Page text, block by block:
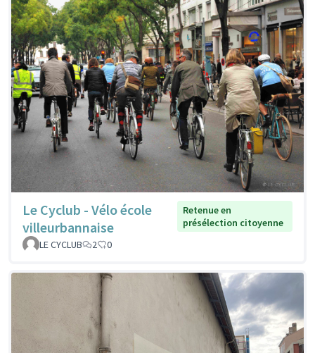
Le Cyclub - Vélo école
villeurbannaise
Retenue en
présélection citoyenne
LE CYCLUB
2 0